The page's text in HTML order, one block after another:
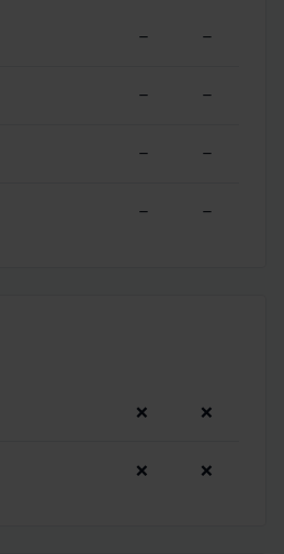
– –
– –
– –
– –
❌ ❌
❌ ❌